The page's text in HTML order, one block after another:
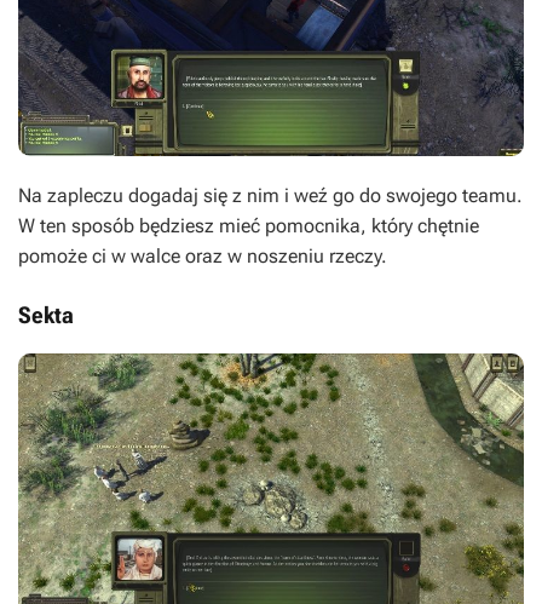
Na zapleczu dogadaj się z nim i weź go do swojego teamu.
W ten sposób będziesz mieć pomocnika, który chętnie
pomoże ci w walce oraz w noszeniu rzeczy.
Sekta